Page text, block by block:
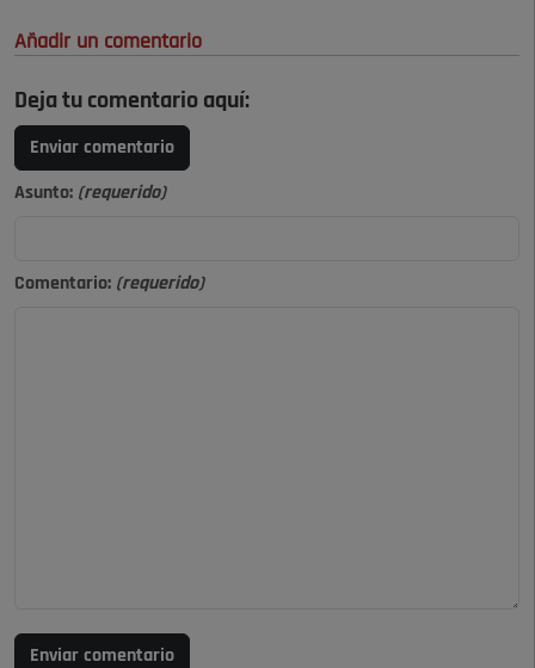
Añadir un comentario
Deja tu comentario aquí:
Enviar comentario
Asunto: (requerido)
Comentario: (requerido)
Enviar comentario